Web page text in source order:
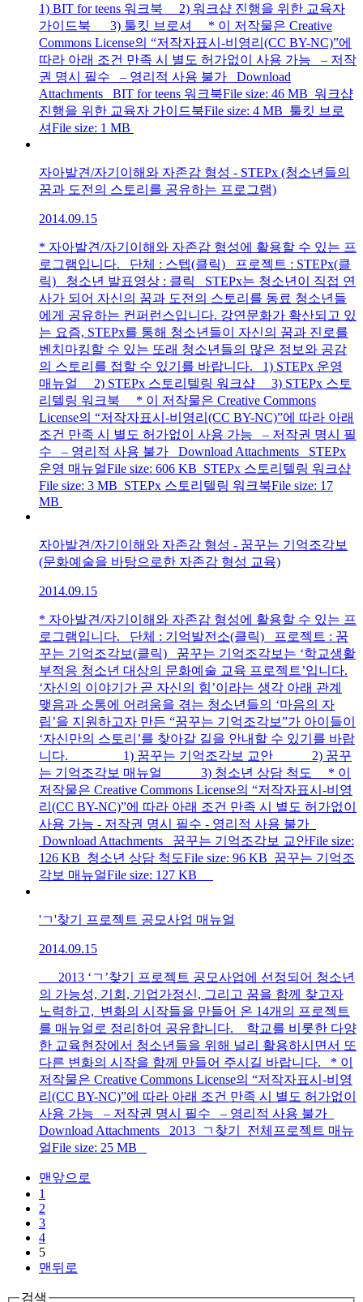
1) BIT for teens 워크북 2) 워크샵 진행을 위한 교육자
가이드북 3) 툴킷 브로셔 * 이 저작물은 Creative
Commons License의 “저작자표시-비영리(CC BY-NC)”에
따라 아래 조건 만족 시 별도 허가없이 사용 가능 – 저작
권 명시 필수 – 영리적 사용 불가 Download
Attachments BIT for teens 워크북File size: 46 MB 워크샵
진행을 위한 교육자 가이드북File size: 4 MB 툴킷 브로
셔File size: 1 MB
자아발견/자기이해와 자존감 형성 - STEPx (청소년들의
꿈과 도전의 스토리를 공유하는 프로그램)
2014.09.15
* 자아발견/자기이해와 자존감 형성에 활용할 수 있는 프
로그램입니다. 단체 : 스텝(클릭) 프로젝트 : STEPx(클
릭) 청소년 발표영상 : 클릭 STEPx는 청소년이 직접 연
사가 되어 자신의 꿈과 도전의 스토리를 동료 청소년들
에게 공유하는 컨퍼런스입니다. 강연문화가 확산되고 있
는 요즘, STEPx를 통해 청소년들이 자신의 꿈과 진로를
벤치마킹할 수 있는 또래 청소년들의 많은 정보와 공감
의 스토리를 접할 수 있기를 바랍니다. 1) STEPx 운영
매뉴얼 2) STEPx 스토리텔링 워크샵 3) STEPx 스토
리텔링 워크북 * 이 저작물은 Creative Commons
License의 “저작자표시-비영리(CC BY-NC)”에 따라 아래
조건 만족 시 별도 허가없이 사용 가능 – 저작권 명시 필
수 – 영리적 사용 불가 Download Attachments STEPx
운영 매뉴얼File size: 606 KB STEPx 스토리텔링 워크샵
File size: 3 MB STEPx 스토리텔링 워크북File size: 17
MB
자아발견/자기이해와 자존감 형성 - 꿈꾸는 기억조각보
(문화예술을 바탕으로한 자존감 형성 교육)
2014.09.15
* 자아발견/자기이해와 자존감 형성에 활용할 수 있는 프
로그램입니다. 단체 : 기억발전소(클릭) 프로젝트 : 꿈
꾸는 기억조각보(클릭) 꿈꾸는 기억조각보는 ‘학교생활
부적응 청소년 대상의 문화예술 교육 프로젝트’입니다.
‘자신의 이야기가 곧 자신의 힘’이라는 생각 아래 관계
맺음과 소통에 어려움을 겪는 청소년들의 ‘마음의 자
립’을 지원하고자 만든 “꿈꾸는 기억조각보”가 아이들이
‘자신만의 스토리’를 찾아갈 길을 안내할 수 있기를 바랍
니다. 1) 꿈꾸는 기억조각보 교안 2) 꿈꾸
는 기억조각보 매뉴얼 3) 청소년 상담 척도 * 이
저작물은 Creative Commons License의 “저작자표시-비영
리(CC BY-NC)”에 따라 아래 조건 만족 시 별도 허가없이
사용 가능 - 저작권 명시 필수 - 영리적 사용 불가
Download Attachments 꿈꾸는 기억조각보 교안File size:
126 KB 청소년 상담 척도File size: 96 KB 꿈꾸는 기억조
각보 매뉴얼File size: 127 KB
'ㄱ'찾기 프로젝트 공모사업 매뉴얼
2014.09.15
2013 ‘ㄱ’찾기 프로젝트 공모사업에 선정되어 청소년
의 가능성, 기회, 기업가정신, 그리고 꿈을 함께 찾고자
노력하고, 변화의 시작들을 만들어 온 14개의 프로젝트
를 매뉴얼로 정리하여 공유합니다. 학교를 비롯한 다양
한 교육현장에서 청소년들을 위해 널리 활용하시면서 또
다른 변화의 시작을 함께 만들어 주시길 바랍니다. * 이
저작물은 Creative Commons License의 “저작자표시-비영
리(CC BY-NC)”에 따라 아래 조건 만족 시 별도 허가없이
사용 가능 – 저작권 명시 필수 – 영리적 사용 불가
Download Attachments 2013_ㄱ찾기_전체프로젝트 매뉴
얼File size: 25 MB
맨앞으로
1
2
3
4
5
맨뒤로
검색